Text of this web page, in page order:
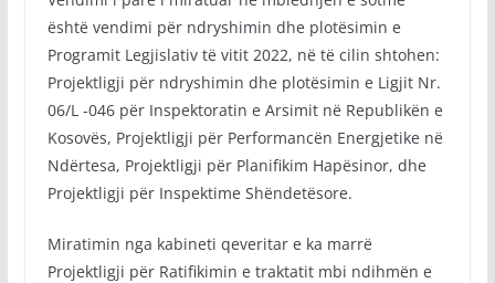
është vendimi për ndryshimin dhe plotësimin e
Programit Legjislativ të vitit 2022, në të cilin shtohen:
Projektligji për ndryshimin dhe plotësimin e Ligjit Nr.
06/L -046 për Inspektoratin e Arsimit në Republikën e
Kosovës, Projektligji për Performancën Energjetike në
Ndërtesa, Projektligji për Planifikim Hapësinor, dhe
Projektligji për Inspektime Shëndetësore.
Miratimin nga kabineti qeveritar e ka marrë
Projektligji për Ratifikimin e traktatit mbi ndihmën e